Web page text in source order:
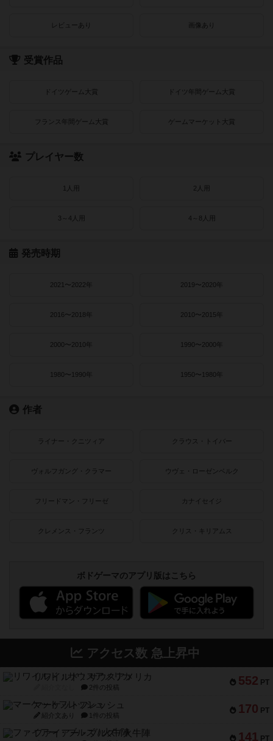
レビューあり 画像あり
受賞作品
ドイツゲーム大賞 ドイツ年間ゲーム大賞
フランス年間ゲーム大賞 ゲームマーケット大賞
プレイヤー数
1人用 2人用
3～4人用 4～8人用
発売時期
2021〜2022年 2019〜2020年
2016〜2018年 2010〜2015年
2000〜2010年 1990〜2000年
1980〜1990年 1950〜1980年
作者
ライナー・クニツィア クラウス・トイバー
ヴォルフガング・クラマー ウヴェ・ローゼンベルク
フリードマン・フリーゼ カナイセイジ
クレメンス・フランツ クリス・キリアムス
ボドゲーマのアプリ版はこちら
アクセス数 急上昇中
552 PT
リワイルド：サウスアメリカ
2件の投稿
170 PT
マーケットフレッシュ
紹介文あり 1件の投稿
141 PT
ファイアー・ブルズ / 火牛陣